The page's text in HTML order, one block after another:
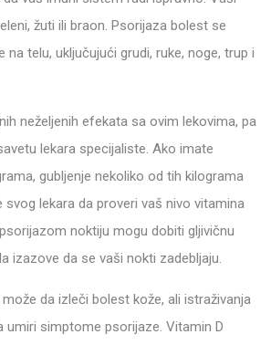
žuti ili braon. Psorijaza bolest se
na telu, uključujući grudi, ruke, noge, trup i
neželjenih efekata sa ovim lekovima, pa
lekara specijaliste. Ako imate
gubljenje nekoliko od tih kilograma
lekara da proveri vaš nivo vitamina
noktiju mogu dobiti gljivičnu
izazove da se vaši nokti zadebljaju.
da izleči bolest kože, ali istraživanja
umiri simptome psorijaze. Vitamin D